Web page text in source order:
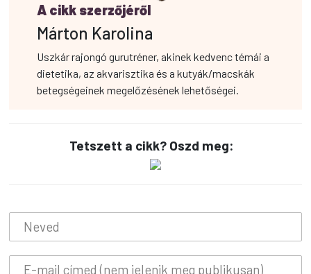
A cikk szerzőjéről
Márton Karolina
Uszkár rajongó gurutréner, akinek kedvenc témái a
dietetika, az akvarisztika és a kutyák/macskák
betegségeinek megelőzésének lehetőségei.
Tetszett a cikk? Oszd meg: